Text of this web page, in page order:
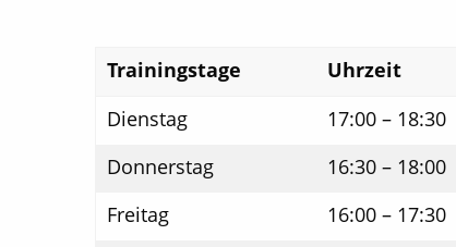
Trainingstage Uhrzeit
Dienstag
17:00 – 18:30
Donnerstag
16:30 – 18:00
Freitag
16:00 – 17:30